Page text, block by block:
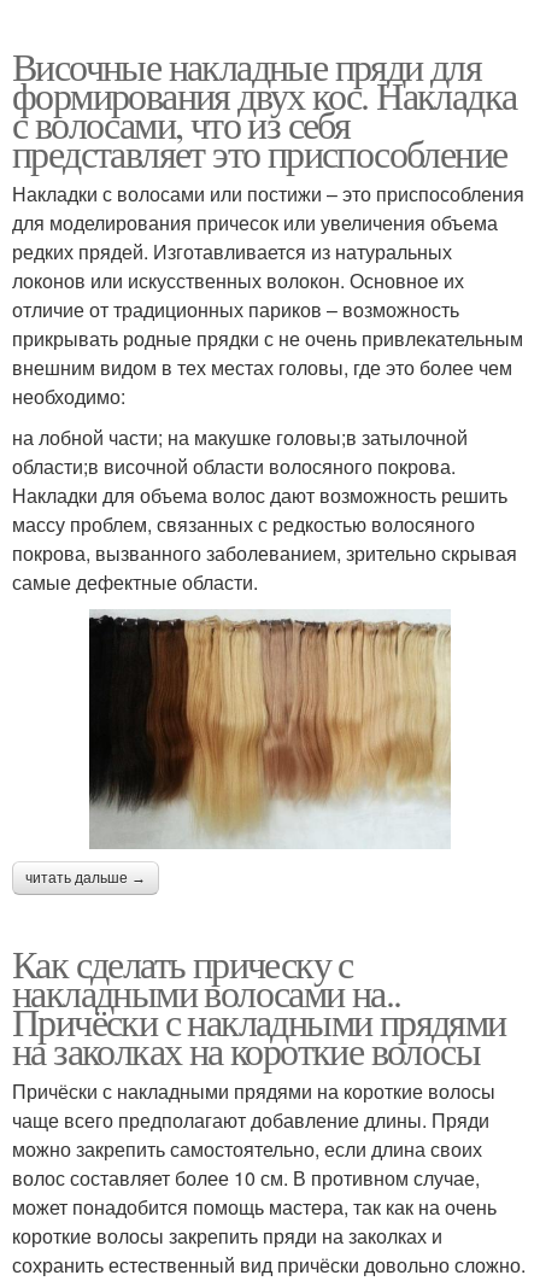
Височные накладные пряди для
формирования двух кос. Накладка
с волосами, что из себя
представляет это приспособление
Накладки с волосами или постижи – это приспособления
для моделирования причесок или увеличения объема
редких прядей. Изготавливается из натуральных
локонов или искусственных волокон. Основное их
отличие от традиционных париков – возможность
прикрывать родные прядки с не очень привлекательным
внешним видом в тех местах головы, где это более чем
необходимо:
на лобной части; на макушке головы;в затылочной
области;в височной области волосяного покрова.
Накладки для объема волос дают возможность решить
массу проблем, связанных с редкостью волосяного
покрова, вызванного заболеванием, зрительно скрывая
самые дефектные области.
читать дальше →
Как сделать прическу с
накладными волосами на..
Причёски с накладными прядями
на заколках на короткие волосы
Причёски с накладными прядями на короткие волосы
чаще всего предполагают добавление длины. Пряди
можно закрепить самостоятельно, если длина своих
волос составляет более 10 см. В противном случае,
может понадобится помощь мастера, так как на очень
короткие волосы закрепить пряди на заколках и
сохранить естественный вид причёски довольно сложно.